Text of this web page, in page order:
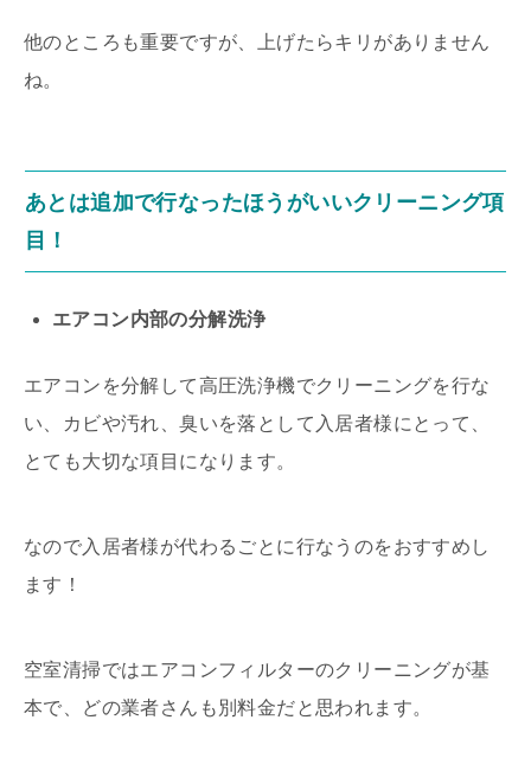
他のところも重要ですが、上げたらキリがありません
ね。
あとは追加で行なったほうがいいクリーニング項
目！
エアコン内部の分解洗浄
エアコンを分解して高圧洗浄機でクリーニングを行な
い、カビや汚れ、臭いを落として入居者様にとって、
とても大切な項目になります。
なので入居者様が代わるごとに行なうのをおすすめし
ます！
空室清掃ではエアコンフィルターのクリーニングが基
本で、どの業者さんも別料金だと思われます。